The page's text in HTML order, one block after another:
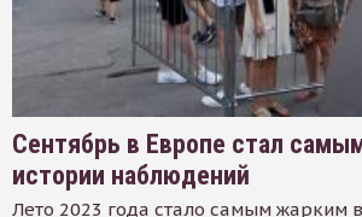
Сентябрь в Европе стал
истории наблюдений
Лето 2023 года стало самым жарким